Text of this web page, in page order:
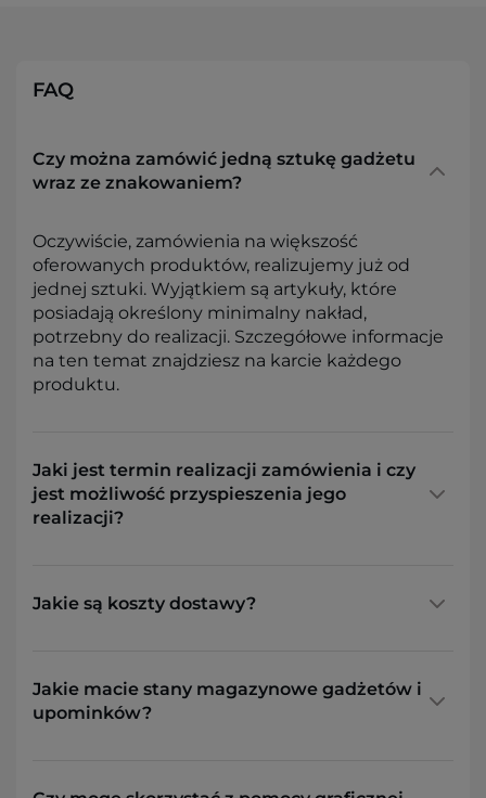
FAQ
Czy można zamówić jedną sztukę gadżetu
wraz ze znakowaniem?
Oczywiście, zamówienia na większość
oferowanych produktów, realizujemy już od
jednej sztuki. Wyjątkiem są artykuły, które
posiadają określony minimalny nakład,
potrzebny do realizacji. Szczegółowe informacje
na ten temat znajdziesz na karcie każdego
produktu.
Jaki jest termin realizacji zamówienia i czy
jest możliwość przyspieszenia jego
realizacji?
Jakie są koszty dostawy?
Jakie macie stany magazynowe gadżetów i
upominków?